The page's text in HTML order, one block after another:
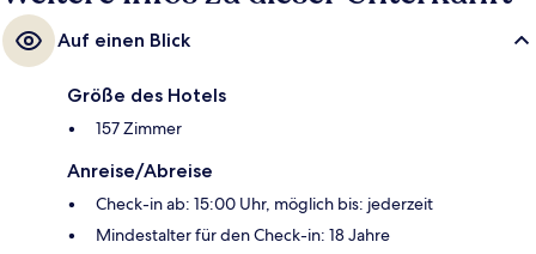
Auf einen Blick
Größe des Hotels
157 Zimmer
Anreise/Abreise
Check-in ab: 15:00 Uhr, möglich bis: jederzeit
Mindestalter für den Check-in: 18 Jahre